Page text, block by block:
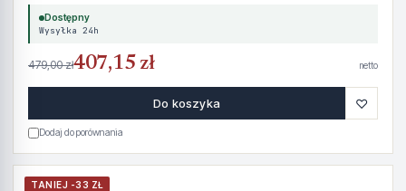
Dostępny
Wysyłka 24h
479,00 zł407,15 zł netto
Do koszyka ♡
Dodaj do porównania
TANIEJ -33 ZŁ